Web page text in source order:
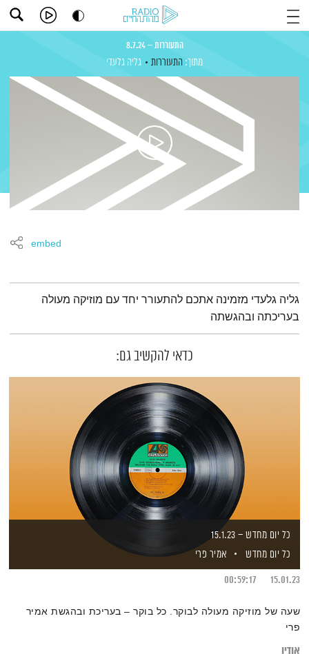
התעוררות – 8.7.24
מתוך: התעוררות גליה גלעדי
embed
תמצית הפודקאסט
גליה גלעדי מזמינה אתכם להתעורר יחד עם מוזיקה מעולה
בעריכתה ובהגשתה
כדאי להקשיב גם:
כל יום מחדש – 15.1.23
כל יום מחדש
אמיר פרי
15.01.23
00:59:17
שעה של מוזיקה מעולה לבוקר. כל בוקר – בעריכת ובהגשת אמיר
פרי
אודיו